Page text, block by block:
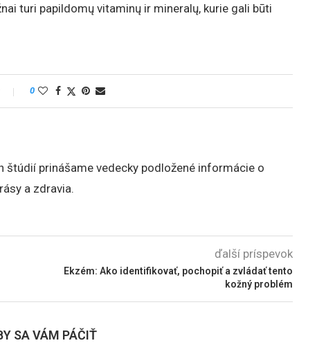
turi papildomų vitaminų ir mineralų, kurie gali būti
0
štúdií prinášame vedecky podložené informácie o
a zdravia.
ďalší príspevok
Ekzém: Ako identifikovať, pochopiť a zvládať tento
kožný problém
SA VÁM PÁČIŤ